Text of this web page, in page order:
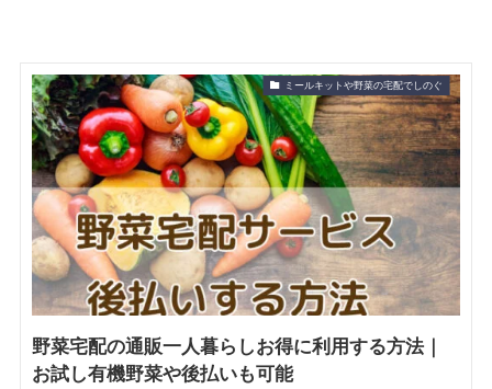
ミールキットや野菜の宅配でしのぐ
野菜宅配の通販一人暮らしお得に利用する方法｜
お試し有機野菜や後払いも可能